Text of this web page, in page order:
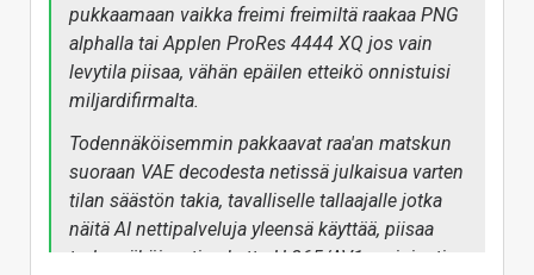
NVIDIA Unveils Rubin CPX: A
New Class of GPU Designed
for Massive-Context
NVIDIA® today announced NVIDIA
Rubin CPX, a new class of GPU
purpose-built for massive-context
processing. This enables AI
systems to handle million-token
software coding and generative
pukkaamaan vaikka freimi freimiltä raakaa PNG
alphalla tai Applen ProRes 4444 XQ jos vain
levytila piisaa, vähän epäilen etteikö onnistuisi
miljardifirmalta.
Todennäköisemmin pakkaavat raa'an matskun
suoraan VAE decodesta netissä julkaisua varten
tilan säästön takia, tavalliselle tallaajalle jotka
näitä AI nettipalveluja yleensä käyttää, piisaa
todennäköisesti pakattu H.265/AV1 mainiosti.